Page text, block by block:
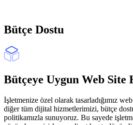
Bütçe Dostu
Bütçeye Uygun Web Site
İşletmenize özel olarak tasarladığımız
diğer tüm dijital hizmetlerimizi, bütçe
politikamızla sunuyoruz. Bu sayede